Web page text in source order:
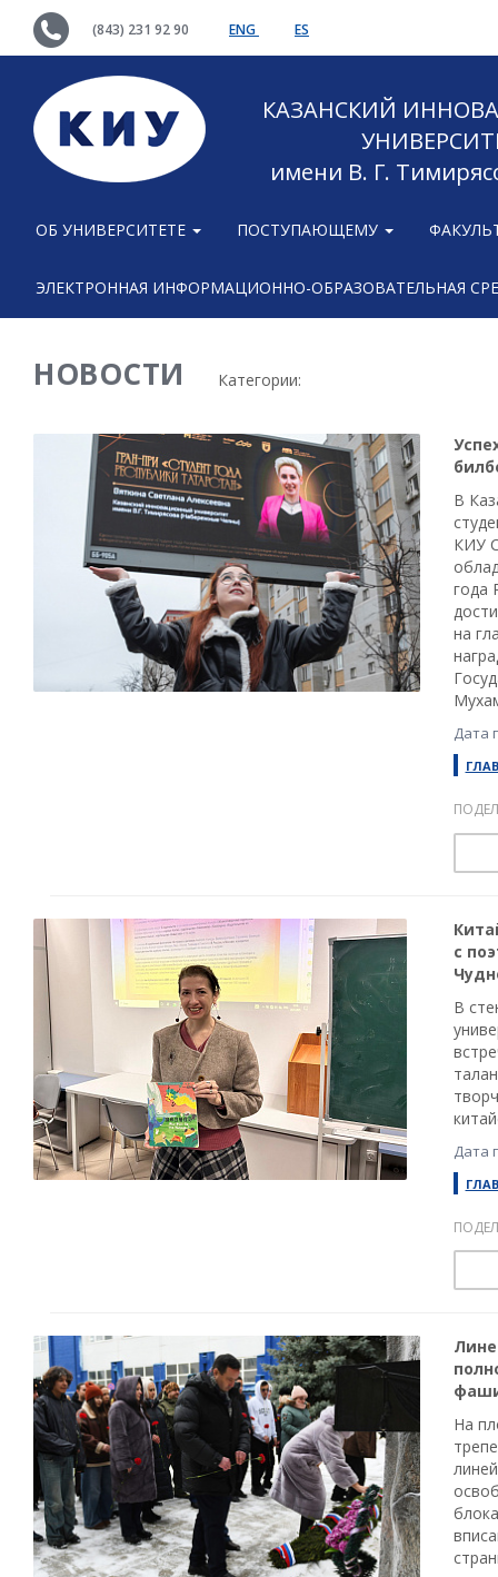
(843) 231 92 90 ENG ES
КАЗАНСКИЙ
имени В. Г.
ОБ УНИВЕРСИТЕТЕ ПОСТУПАЮЩЕМУ
ЭЛЕКТРОННАЯ ИНФОРМАЦИОННО-ОБРАЗОВАТЕЛЬНАЯ
НОВОСТИ Категории:
В
КИУ
года
на
Дата
с
В
Дата
На